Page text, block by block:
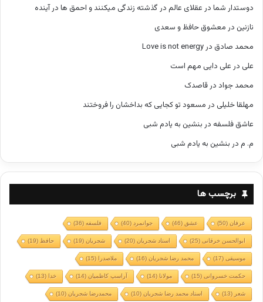
دوستدار شما در عقلای عالم در گذشته زندگی میکنند و احمق ها در آینده
نازنین در معشوق حافظ و سعدی
محمد صادق در Love is not energy
علی در علی دایی مهم است
محمد جواد در قاصدک
مهلقا خلیلی در مسعود تو کجایی که بداخشان را فروختند
عاشق فلسفه در بنشین به یادم شبی
م. م در بنشین به یادم شبی
برچسب ها
عرفان(50) عشق (46) جوانمرد (40) فلسفه(36)
ابوالحسن خرقانی(25) استاد شجریان(20) شجریان(19) حافظ (19)
موسیقی(17) محمد رضا شجریان(16) ملاصدرا (15)
حکمت خسروانی(15) مولانا (14) آراسپ کاظمیان(14) خدا (13)
شعر (13) استاد محمد رضا شجریان(10) محمدرضا شجریان(10)